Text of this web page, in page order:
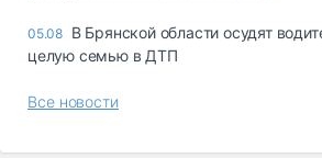
05.08 В Брянской области осудят
целую семью в ДТП
Все новости